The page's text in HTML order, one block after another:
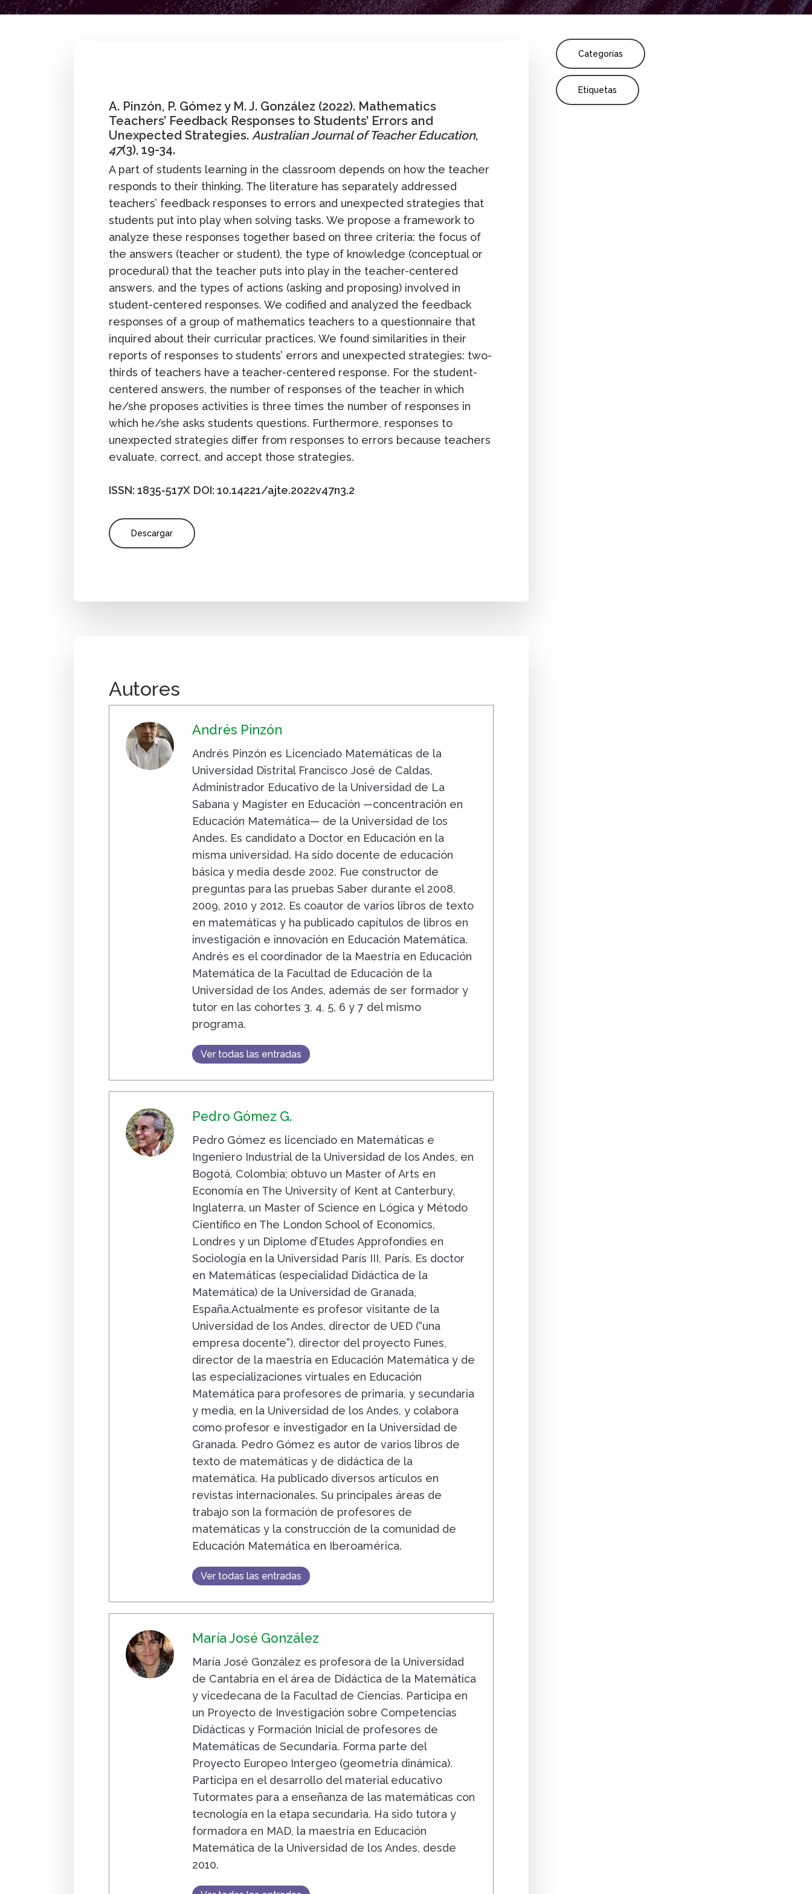
Enseñanza Formación de profesores
A. Pinzón, P. Gómez y M. J. González (2022). Mathematics
Teachers’ Feedback Responses to Students’ Errors and
Unexpected Strategies.Australian Journal of Teacher Education,
47(3), 19-34.
A part of students learning in the classroom depends on how the teacher
responds to their thinking. The literature has separately addressed
teachers’ feedback responses to errors and unexpected strategies that
students put into play when solving tasks. We propose a framework to
analyze these responses together based on three criteria: the focus of
the answers (teacher or student), the type of knowledge (conceptual or
procedural) that the teacher puts into play in the teacher-centered
answers, and the types of actions (asking and proposing) involved in
student-centered responses. We codified and analyzed the feedback
responses of a group of mathematics teachers to a questionnaire that
inquired about their curricular practices. We found similarities in their
reports of responses to students’ errors and unexpected strategies: two-
thirds of teachers have a teacher-centered response. For the student-
centered answers, the number of responses of the teacher in which
he/she proposes activities is three times the number of responses in
which he/she asks students questions. Furthermore, responses to
unexpected strategies differ from responses to errors because teachers
evaluate, correct, and accept those strategies.
ISSN: 1835-517X DOI: 10.14221/ajte.2022v47n3.2
Descargar
Autores
Andrés Pinzón
Andrés Pinzón es Licenciado Matemáticas de la
Universidad Distrital Francisco José de Caldas,
Administrador Educativo de la Universidad de La
Sabana y Magíster en Educación —concentración en
Educación Matemática— de la Universidad de los
Andes. Es candidato a Doctor en Educación en la
misma universidad. Ha sido docente de educación
básica y media desde 2002. Fue constructor de
preguntas para las pruebas Saber durante el 2008,
2009, 2010 y 2012. Es coautor de varios libros de texto
en matemáticas y ha publicado capítulos de libros en
investigación e innovación en Educación Matemática.
Andrés es el coordinador de la Maestría en Educación
Matemática de la Facultad de Educación de la
Universidad de los Andes, además de ser formador y
tutor en las cohortes 3, 4, 5, 6 y 7 del mismo
programa.
Ver todas las entradas
Pedro Gómez G.
Pedro Gómez es licenciado en Matemáticas e
Ingeniero Industrial de la Universidad de los Andes, en
Bogotá, Colombia; obtuvo un Master of Arts en
Economía en The University of Kent at Canterbury,
Inglaterra, un Master of Science en Lógica y Método
Científico en The London School of Economics,
Londres y un Diplome d’Etudes Approfondies en
Sociología en la Universidad París III, París. Es doctor
en Matemáticas (especialidad Didáctica de la
Matemática) de la Universidad de Granada,
España.Actualmente es profesor visitante de la
Universidad de los Andes, director de UED (“una
empresa docente”), director del proyecto Funes,
director de la maestría en Educación Matemática y de
las especializaciones virtuales en Educación
Matemática para profesores de primaria, y secundaria
y media, en la Universidad de los Andes, y colabora
como profesor e investigador en la Universidad de
Granada. Pedro Gómez es autor de varios libros de
texto de matemáticas y de didáctica de la
matemática. Ha publicado diversos artículos en
revistas internacionales. Su principales áreas de
trabajo son la formación de profesores de
matemáticas y la construcción de la comunidad de
Educación Matemática en Iberoamérica.
Ver todas las entradas
María José González
María José González es profesora de la Universidad
de Cantabria en el área de Didáctica de la Matemática
y vicedecana de la Facultad de Ciencias. Participa en
un Proyecto de Investigación sobre Competencias
Didácticas y Formación Inicial de profesores de
Matemáticas de Secundaria. Forma parte del
Proyecto Europeo Intergeo (geometría dinámica).
Participa en el desarrollo del material educativo
Tutormates para a enseñanza de las matemáticas con
tecnología en la etapa secundaria. Ha sido tutora y
formadora en MAD, la maestría en Educación
Matemática de la Universidad de los Andes, desde
2010.
Categorías
Etiquetas